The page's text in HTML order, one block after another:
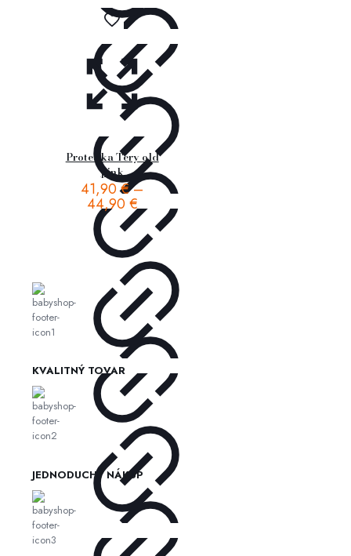
Protetika Tery old
pink
41,90€–
44,90€
KVALITNÝ TOVAR
JEDNODUCHÝ NÁKUP